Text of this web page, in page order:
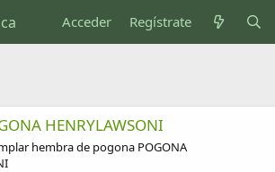
Acceder Regístrate
HENRYLAWSONI
hembra de pogona POGONA